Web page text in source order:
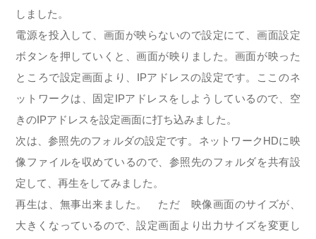
しました。
電源を投入して、画面が映らないので設定にて、画面設定
ボタンを押していくと、画面が映りました。画面が映った
ところで設定画面より、IPアドレスの設定です。ここのネ
ットワークは、固定IPアドレスをしようしているので、空
きのIPアドレスを設定画面に打ち込みました。
次は、参照先のフォルダの設定です。ネットワークHDに映
像ファイルを収めているので、参照先のフォルダを共有設
定して、再生をしてみました。
再生は、無事出来ました。 ただ 映像画面のサイズが、
大きくなっているので、設定画面より出力サイズを変更し